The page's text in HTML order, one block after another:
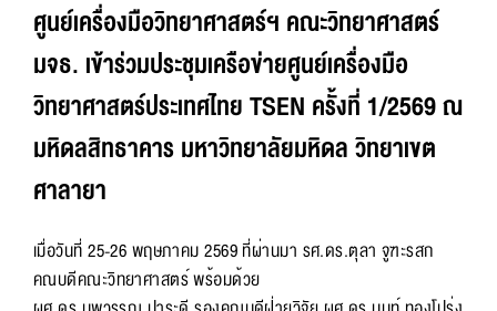
ศูนย์เครื่องมือวิทยาศาสตร์ฯ คณะวิทยาศาสตร์
มจธ. เข้าร่วมประชุมเครือข่ายศูนย์เครื่องมือ
วิทยาศาสตร์ประเทศไทย TSEN ครั้งที่ 1/2569 ณ
มหิดลสิทธาคาร มหาวิทยาลัยมหิดล วิทยาเขต
ศาลายา
เมื่อวันที่ 25-26 พฤษภาคม 2569 ที่ผ่านมา รศ.ดร.ตุลา จูฑะรสก
คณบดีคณะวิทยาศาสตร์ พร้อมด้วย